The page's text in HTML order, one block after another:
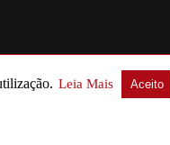
Leia Mais Aceito